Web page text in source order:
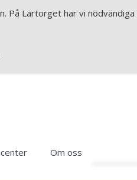
Lärtorget har vi nödvändiga
Om oss